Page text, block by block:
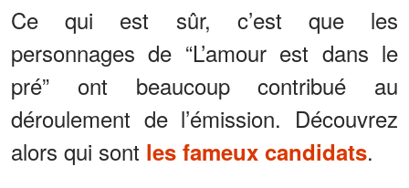
Ce qui est sûr, c’est que les
personnages de “L’amour est dans le
pré” ont beaucoup contribué au
déroulement de l’émission. Découvrez
alors qui sont les fameux candidats.